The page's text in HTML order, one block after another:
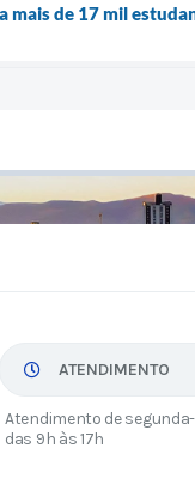
de 17 mil
ATENDIMENTO
Atendimento de
das 9h às 17h